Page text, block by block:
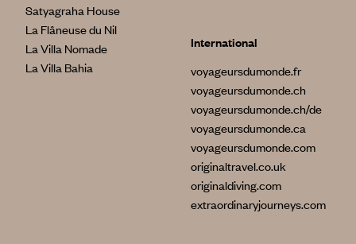
Satyagraha House
La Flâneuse du Nil
La Villa Nomade
La Villa Bahia
International
voyageursdumonde.fr
voyageursdumonde.ch
voyageursdumonde.ch/de
voyageursdumonde.ca
voyageursdumonde.com
originaltravel.co.uk
originaldiving.com
extraordinaryjourneys.com